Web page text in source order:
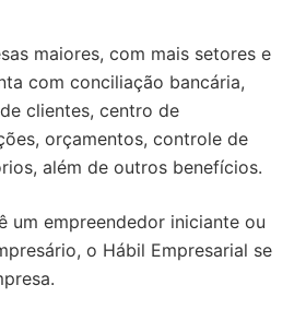
maiores, com mais setores e
com conciliação bancária,
clientes, centro de
orçamentos, controle de
além de outros benefícios.
um empreendedor iniciante ou
o Hábil Empresarial se